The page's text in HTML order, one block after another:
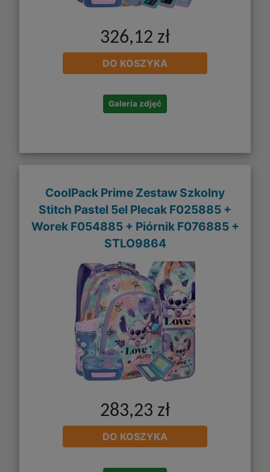
326,12 zł
DO KOSZYKA
Galeria zdjęć
CoolPack Prime Zestaw Szkolny
Stitch Pastel 5el Plecak F025885 +
Worek F054885 + Piórnik F076885 +
STLO9864
283,23 zł
DO KOSZYKA